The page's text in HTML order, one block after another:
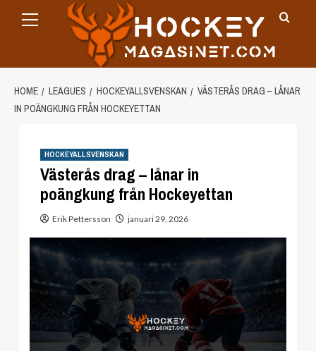
Menu
HOME LEAGUES HOCKEYALLSVENSKAN
VÄSTERÅS DRAG – LÅNAR
IN POÄNGKUNG FRÅN HOCKEYETTAN
HOCKEYALLSVENSKAN
Västerås drag – lånar in
poängkung från Hockeyettan
Erik Pettersson januari 29, 2026